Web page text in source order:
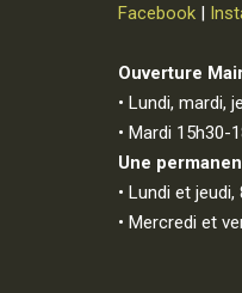
Facebook|
Ouverture
• Lundi, mardi,
• Mardi 15h30-
Une
• Lundi et
• Mercredi et